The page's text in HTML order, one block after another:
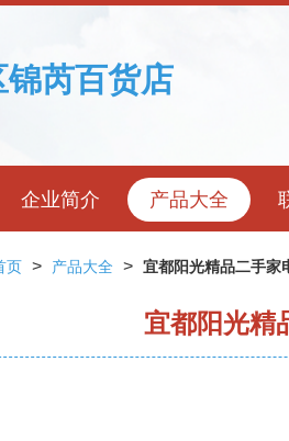
锦芮百货店
企业简介 产品大全
页 > 产品大全 > 宜都阳光精品二手家
宜都阳光精